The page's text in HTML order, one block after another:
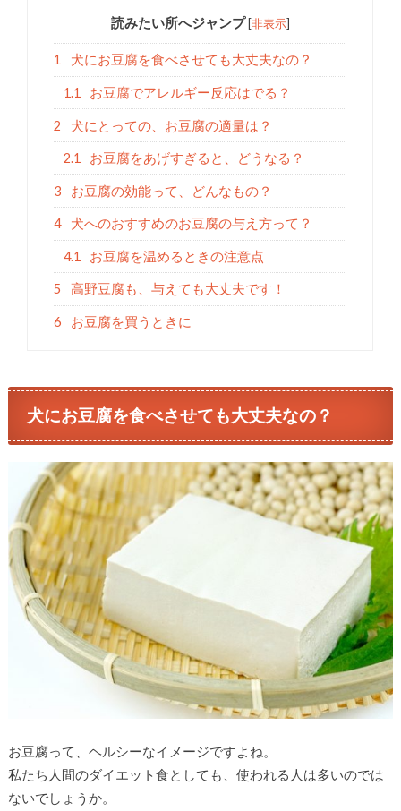
読みたい所へジャンプ [非表示]
1 犬にお豆腐を食べさせても大丈夫なの？
1.1 お豆腐でアレルギー反応はでる？
2 犬にとっての、お豆腐の適量は？
2.1 お豆腐をあげすぎると、どうなる？
3 お豆腐の効能って、どんなもの？
4 犬へのおすすめのお豆腐の与え方って？
4.1 お豆腐を温めるときの注意点
5 高野豆腐も、与えても大丈夫です！
6 お豆腐を買うときに
犬にお豆腐を食べさせても大丈夫なの？
お豆腐って、ヘルシーなイメージですよね。
私たち人間のダイエット食としても、使われる人は多いのでは
ないでしょうか。